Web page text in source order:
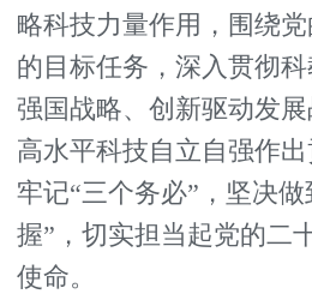
略科技力量作用，围绕
的目标任务，深入贯彻
强国战略、创新驱动发
高水平科技自立自强作
牢记“三个务必”，坚决
握”，切实担当起党的二
使命。